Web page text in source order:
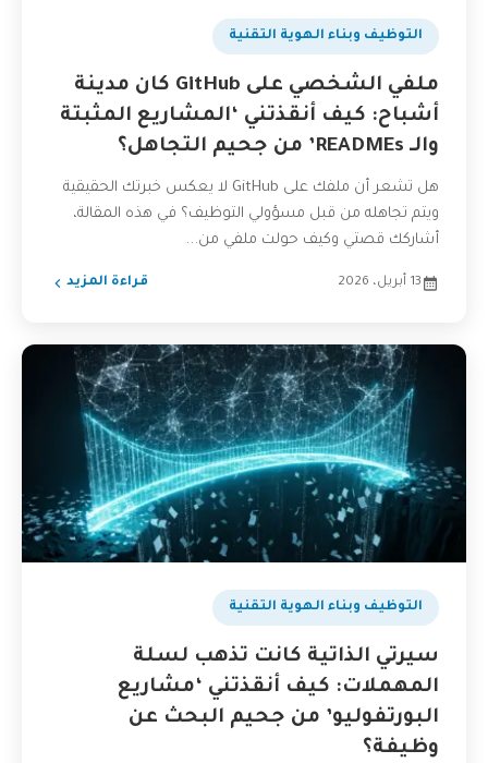
التوظيف وبناء الهوية التقنية
ملفي الشخصي على GitHub كان مدينة
أشباح: كيف أنقذتني ‘المشاريع المثبتة
والـ READMEs’ من جحيم التجاهل؟
هل تشعر أن ملفك على GitHub لا يعكس خبرتك الحقيقية
ويتم تجاهله من قبل مسؤولي التوظيف؟ في هذه المقالة،
أشاركك قصتي وكيف حولت ملفي من...
13 أبريل، 2026 قراءة المزيد
التوظيف وبناء الهوية التقنية
سيرتي الذاتية كانت تذهب لسلة
المهملات: كيف أنقذتني ‘مشاريع
البورتفوليو’ من جحيم البحث عن
وظيفة؟